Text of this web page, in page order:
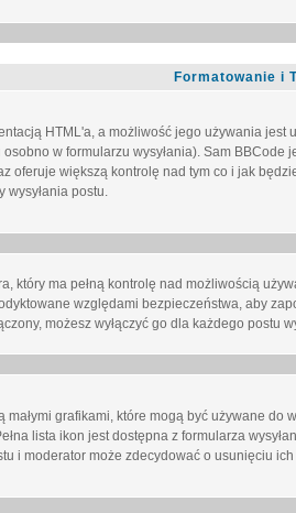
Formatowanie i
HTML'a, a możliwość jego używania
w formularzu wysyłania). Sam
oferuje większą kontrolę nad tym co i jak
wysyłania postu.
który ma pełną kontrolę nad możliwością
względami bezpieczeństwa, aby
możesz wyłączyć go dla każdego
małymi grafikami, które mogą być używane
lista ikon jest dostępna z formularza
i moderator może zdecydować o usunięciu ich